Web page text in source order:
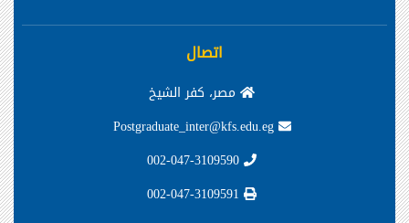
اتصال
مصر، كفر الشيخ
Postgraduate_inter@kfs.edu.eg